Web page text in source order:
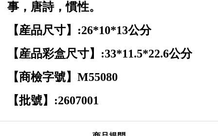
事，唐詩，慣性。
【産品尺寸】 :26*10*13公分
【産品彩盒尺寸】 :33*11.5*22.6公分
【商檢字號】 M55080
【批號】 :2607001